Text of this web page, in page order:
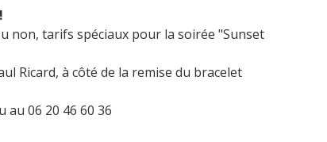
non, tarifs spéciaux pour la soirée "Sunset
Ricard, à côté de la remise du bracelet
au 06 20 46 60 36